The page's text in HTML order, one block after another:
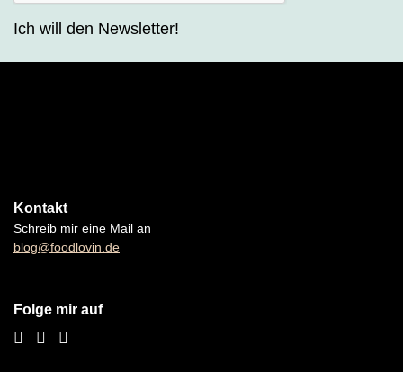
Ich will den Newsletter!
Kontakt
Schreib mir eine Mail an
blog@foodlovin.de
Folge mir auf